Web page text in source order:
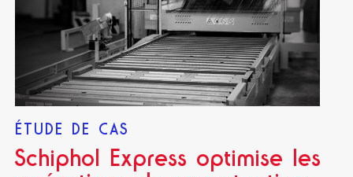
ÉTUDE DE CAS
Schiphol Express optimise les